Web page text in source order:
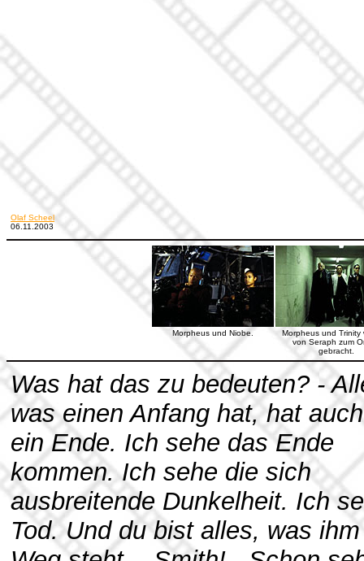
Olaf Scheel
06.11.2003
Morpheus und Niobe.
Morpheus und Trinity
von Seraph zum
gebracht.
Was hat das zu bedeuten? -
was einen Anfang hat, hat auch
ein Ende. Ich sehe das Ende
kommen. Ich sehe die sich
ausbreitende Dunkelheit. Ich
Tod. Und du bist alles, was